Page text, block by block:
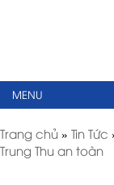
MENU
Trang chủ » Tin Tức
Trung Thu an toàn